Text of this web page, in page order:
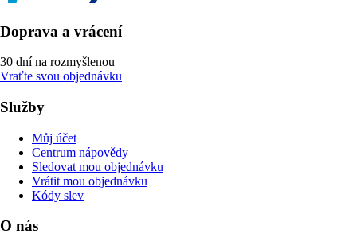
Doprava a vrácení
30 dní na rozmyšlenou
Vraťte svou objednávku
Služby
Můj účet
Centrum nápovědy
Sledovat mou objednávku
Vrátit mou objednávku
Kódy slev
O nás